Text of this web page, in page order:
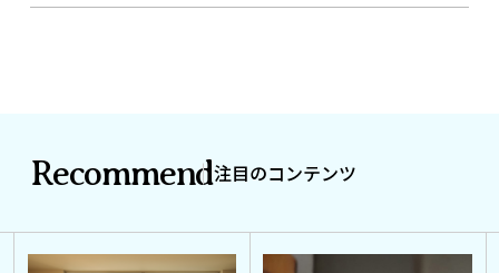
Recommend注目のコンテンツ